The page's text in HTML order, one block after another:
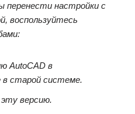
перенести настройки с
воспользуйтесь
AutoCAD в
в старой системе.
версию.